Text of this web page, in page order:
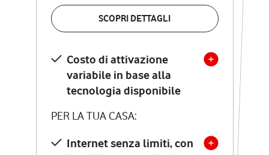
SCOPRI DETTAGLI
Costo di attivazione
variabile in base alla
tecnologia disponibile
PER LA TUA CASA:
Internet senza limiti, con
VERIFICA LA COPERTURA
Costo di attivazione
variabile in base alla
tecnologia disponibile
PER LA TUA CASA:
Internet senza limiti, con
la migliore tecnologia